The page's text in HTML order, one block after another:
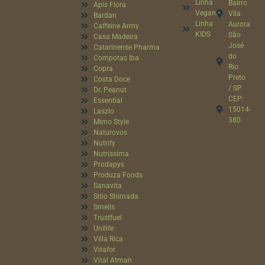
Apis Flora
Bardan
Caffeine Army
Casa Madeira
Catarinense Pharma
Compotas Iba
Copra
Costa Doce
Dr. Peanut
Essential
Laszlo
Mimo Style
Naturovos
Nutrify
Nutrissima
Prodapys
Produza Foods
Sanavita
Sitio Shimada
Smells
Trustfuel
Unilife
Villa Rica
Vitafor
Vital Atman
Linha
Vegana
Linha
KIDS
Bairro
Vila
Aurora
São
José
do
Rio
Preto
/ SP
CEP:
15014-
380